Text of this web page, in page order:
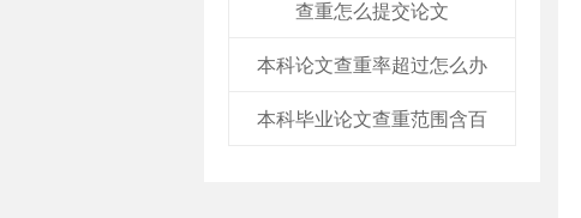
查重怎么提交论文
本科论文查重率超过怎么办
本科毕业论文查重范围含百